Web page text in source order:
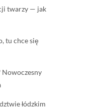
twarzy — jak
tu chce się
Nowoczesny
łódzkim